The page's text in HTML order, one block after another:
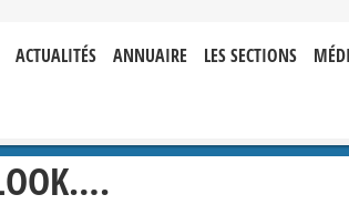
ACTUALITÉS ANNUAIRE LES SECTIONS